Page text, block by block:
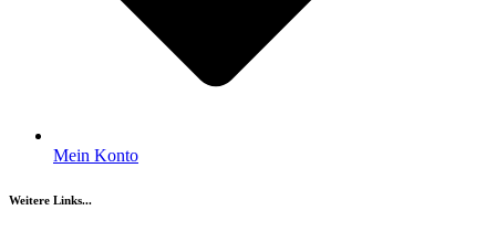
Mein Konto
Weitere Links...